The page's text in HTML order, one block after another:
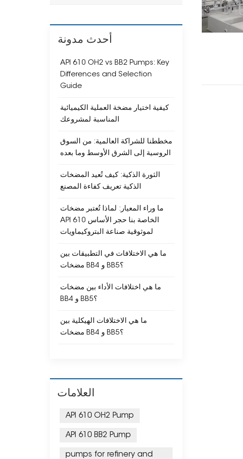
أحدث مدونة
API 610 OH2 vs BB2 Pumps: Key
Differences and Selection
Guide
كيفية اختيار مضخة العملية الكيميائية
المناسبة لمشروعك
مخططنا للشراكة العالمية: من السوق
الروسية إلى الشرق الأوسط وما بعده
الثورة الذكية: كيف تُعيد المضخات
الذكية تعريف كفاءة المصنع
ما وراء المعيار: لماذا تُعتبر مضخات
API 610 الخاصة بنا حجر الأساس
لموثوقية صناعة البتروكيماويات
ما هي الاختلافات في التطبيقات بين
مضخات BB4 و BB5؟
ما هي اختلافات الأداء بين مضخات
BB4 و BB5؟
ما هي الاختلافات الهيكلية بين
مضخات BB4 و BB5؟
العلامات
API 610 OH2 Pump
API 610 BB2 Pump
pumps for refinery and